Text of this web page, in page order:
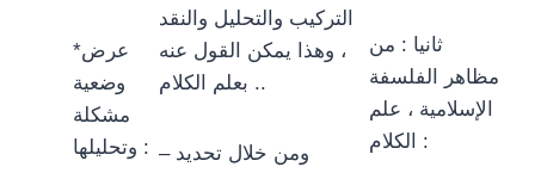
*عرض
وضعية
مشكلة
وتحليلها :
التركيب والتحليل والنقد
، وهذا يمكن القول عنه
بعلم الكلام ..
– ومن خلال تحديد
ثانيا : من
مظاهر الفلسفة
الإسلامية ، علم
الكلام :